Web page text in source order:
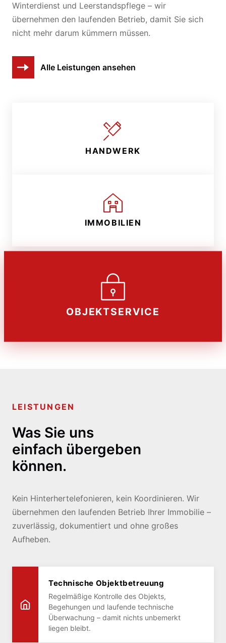
Winterdienst und Leerstandspflege – wir
übernehmen den laufenden Betrieb, damit Sie sich
nicht mehr darum kümmern müssen.
Alle Leistungen ansehen
HANDWERK
IMMOBILIEN
OBJEKTSERVICE
LEISTUNGEN
Was Sie uns
einfach übergeben
können.
Kein Hinterhertelefonieren, kein Koordinieren. Wir
übernehmen den laufenden Betrieb Ihrer Immobilie –
zuverlässig, dokumentiert und ohne großes
Aufheben.
Technische Objektbetreuung
Regelmäßige Kontrolle des Objekts,
Begehungen und laufende technische
Überwachung – damit nichts unbemerkt
liegen bleibt.